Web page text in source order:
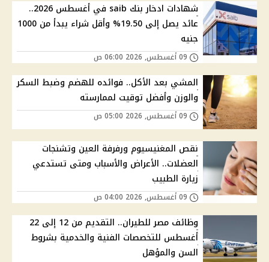
شهادات ادخار بنك saib في أغسطس 2026..
عائد يصل إلى 19.50% وأقل شراء يبدأ من 1000
جنيه
المشي بعد الأكل.. فوائده للهضم وضبط السكر
والوزن وأفضل توقيت لممارسته
نقص المغنيسيوم ورفرفة العين وتشنجات
العضلات.. الأعراض والأسباب ومتى تستدعي
زيارة الطبيب
وظائف مصر للطيران.. التقديم من 12 إلى 22
أغسطس للتخصصات الفنية والخدمية بشروط
السن والمؤهل